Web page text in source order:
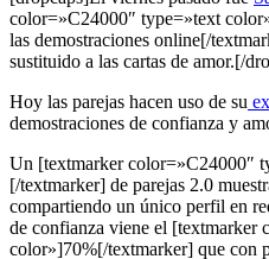
color=»C24000″ type=»text
las demostraciones online[/
sustituido a las cartas de amor.[/
Hoy las parejas hacen uso de su
demostraciones de confianza y
Un [textmarker color=»C24000″
[/textmarker] de parejas 2.0
compartiendo un único perfil en
de confianza viene el [textmarker
color»]70%[/textmarker] que con